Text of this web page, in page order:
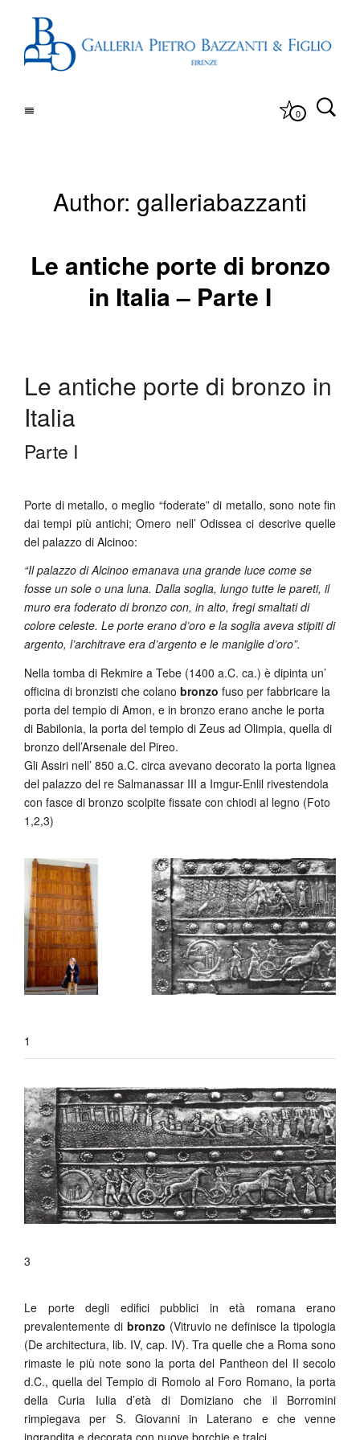
0
Author: galleriabazzanti
Le antiche porte di bronzo
in Italia – Parte I
Le antiche porte di bronzo in
Italia
Parte I
Porte di metallo, o meglio “foderate” di metallo, sono note fin
dai tempi più antichi; Omero nell’ Odissea ci descrive quelle
del palazzo di Alcinoo:
“Il palazzo di Alcinoo emanava una grande luce come se
fosse un sole o una luna. Dalla soglia, lungo tutte le pareti, il
muro era foderato di bronzo con, in alto, fregi smaltati di
colore celeste. Le porte erano d’oro e la soglia aveva stipiti di
argento, l’architrave era d’argento e le maniglie d’oro”.
Nella tomba di Rekmire a Tebe (1400 a.C. ca.) è dipinta un’
officina di bronzisti che colano bronzo fuso per fabbricare la
porta del tempio di Amon, e in bronzo erano anche le porta
di Babilonia, la porta del tempio di Zeus ad Olimpia, quella di
bronzo dell’Arsenale del Pireo.
Gli Assiri nell’ 850 a.C. circa avevano decorato la porta lignea
del palazzo del re Salmanassar III a Imgur-Enlil rivestendola
con fasce di bronzo scolpite fissate con chiodi al legno (Foto
1,2,3)
1
3
Le porte degli edifici pubblici in età romana erano
prevalentemente di bronzo (Vitruvio ne definisce la tipologia
(De architectura, lib. IV, cap. IV). Tra quelle che a Roma sono
rimaste le più note sono la porta del Pantheon del II secolo
d.C., quella del Tempio di Romolo al Foro Romano, la porta
della Curia Iulia d’età di Domiziano che il Borromini
rimpiegava per S. Giovanni in Laterano e che venne